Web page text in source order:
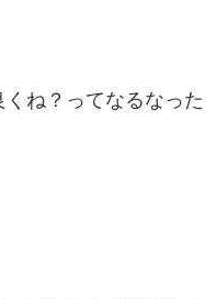
ね？ってなるなった